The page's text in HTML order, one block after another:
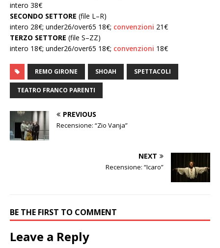
intero 38€
SECONDO SETTORE (file L–R)
intero 28€; under26/over65 18€; convenzioni 21€
TERZO SETTORE (file S–ZZ)
intero 18€; under26/over65 18€; convenzioni 18€
REMO GIRONE SHOAH SPETTACOLI
TEATRO FRANCO PARENTI
PREVIOUS
Recensione: “Zio Vanja”
NEXT
Recensione: “Icaro”
BE THE FIRST TO COMMENT
Leave a Reply